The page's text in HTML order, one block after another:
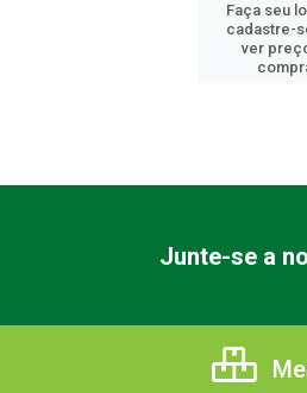
Faça seu
cadastre-
ver
Junte-se a